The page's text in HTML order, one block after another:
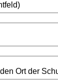
Ort der